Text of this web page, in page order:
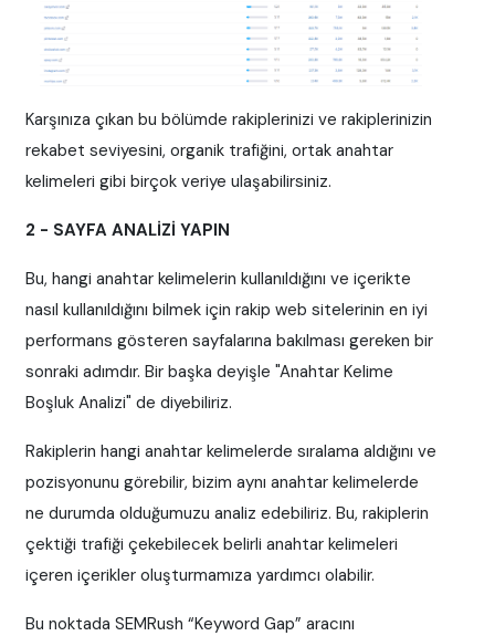
Karşınıza çıkan bu bölümde rakiplerinizi ve rakiplerinizin
rekabet seviyesini, organik trafiğini, ortak anahtar
kelimeleri gibi birçok veriye ulaşabilirsiniz.
2 - SAYFA ANALİZİ YAPIN
Bu, hangi anahtar kelimelerin kullanıldığını ve içerikte
nasıl kullanıldığını bilmek için rakip web sitelerinin en iyi
performans gösteren sayfalarına bakılması gereken bir
sonraki adımdır. Bir başka deyişle "Anahtar Kelime
Boşluk Analizi" de diyebiliriz.
Rakiplerin hangi anahtar kelimelerde sıralama aldığını ve
pozisyonunu görebilir, bizim aynı anahtar kelimelerde
ne durumda olduğumuzu analiz edebiliriz. Bu, rakiplerin
çektiği trafiği çekebilecek belirli anahtar kelimeleri
içeren içerikler oluşturmamıza yardımcı olabilir.
Bu noktada SEMRush “Keyword Gap” aracını